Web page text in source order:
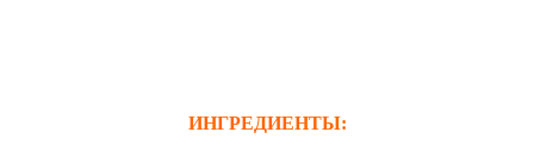
ИНГРЕДИЕНТЫ: